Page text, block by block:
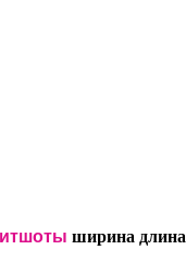
ширина длина